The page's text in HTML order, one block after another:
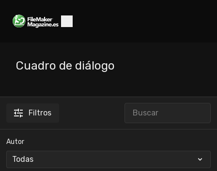
Cuadro de diálogo
Filtros
Autor